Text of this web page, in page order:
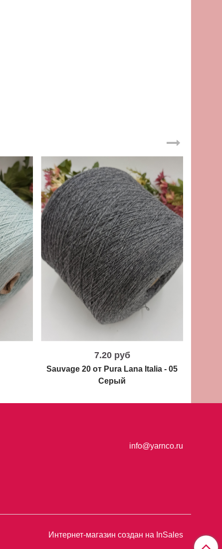
7.20 руб
Sauvage 20 от Pura Lana Italia - 05
Серый
info@yarnco.ru
Интернет-магазин создан на InSales